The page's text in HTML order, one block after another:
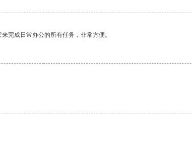
完成日常办公的所有任务，非常方便。